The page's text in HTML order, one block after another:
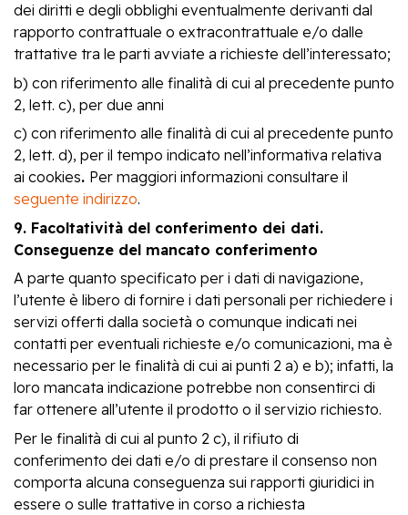
dei diritti e degli obblighi eventualmente derivanti dal
rapporto contrattuale o extracontrattuale e/o dalle
trattative tra le parti avviate a richieste dell’interessato;
b) con riferimento alle finalità di cui al precedente punto
2, lett. c), per due anni
c) con riferimento alle finalità di cui al precedente punto
2, lett. d), per il tempo indicato nell’informativa relativa
ai cookies. Per maggiori informazioni consultare il
seguente indirizzo.
9. Facoltatività del conferimento dei dati.
Conseguenze del mancato conferimento
A parte quanto specificato per i dati di navigazione,
l’utente è libero di fornire i dati personali per richiedere i
servizi offerti dalla società o comunque indicati nei
contatti per eventuali richieste e/o comunicazioni, ma è
necessario per le finalità di cui ai punti 2 a) e b); infatti, la
loro mancata indicazione potrebbe non consentirci di
far ottenere all’utente il prodotto o il servizio richiesto.
Per le finalità di cui al punto 2 c), il rifiuto di
conferimento dei dati e/o di prestare il consenso non
comporta alcuna conseguenza sui rapporti giuridici in
essere o sulle trattative in corso a richiesta